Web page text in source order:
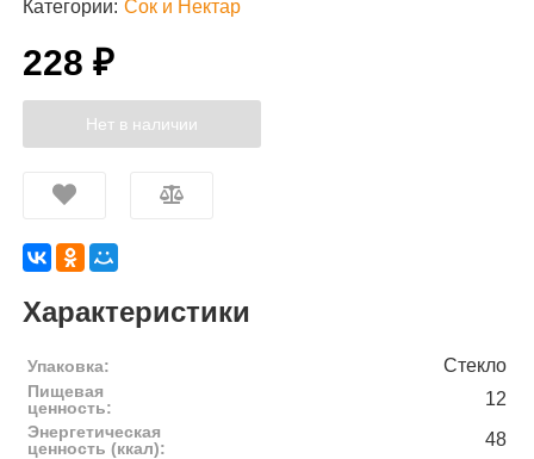
Категории: Сок и Нектар
228 ₽
Нет в наличии
Характеристики
Упаковка: Стекло
Пищевая
ценность:
12
Энергетическая
ценность (ккал):
48